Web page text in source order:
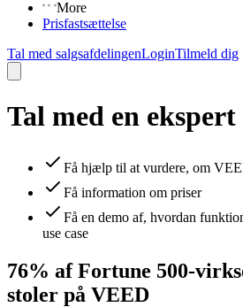
More
Prisfastsættelse
Tal med salgsafdelingenLoginTilmeld dig
Tal med en ekspert
Få hjælp til at vurdere, om
Få information om priser
Få en demo af, hvordan
use case
76% af Fortune 500-
stoler på VEED